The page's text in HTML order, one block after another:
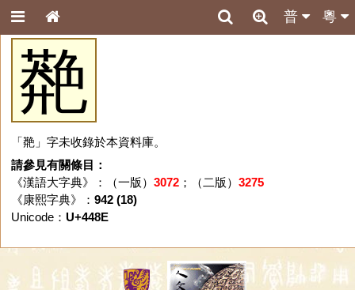
粵
普
䒎
「䒎」字未收錄於本資料庫。
請參見有關條目：
《漢語大字典》：（一版） 3072；（二版） 3275
《康熙字典》： 942 (18)
Unicode： U+448E